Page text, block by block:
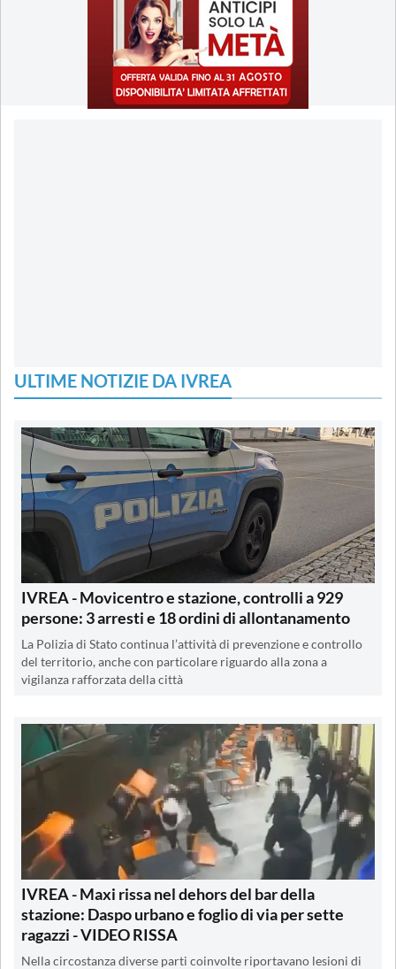
ULTIME NOTIZIE DA IVREA
IVREA - Movicentro e stazione, controlli a 929
persone: 3 arresti e 18 ordini di allontanamento
La Polizia di Stato continua l’attività di prevenzione e controllo
del territorio, anche con particolare riguardo alla zona a
vigilanza rafforzata della città
IVREA - Maxi rissa nel dehors del bar della
stazione: Daspo urbano e foglio di via per sette
ragazzi - VIDEO RISSA
Nella circostanza diverse parti coinvolte riportavano lesioni di